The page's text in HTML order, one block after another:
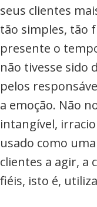
seus clientes
tão simples, tão
presente o
não tivesse sido
pelos
a emoção. Não
intangível,
usado como
clientes a agir, a
fiéis, isto é,